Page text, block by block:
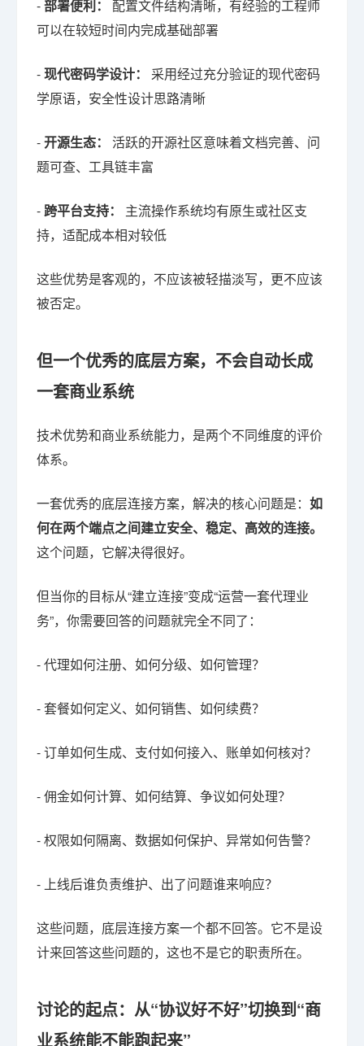
-部署便利：
配置文件结构清晰，有经验的工程师
可以在较短时间内完成基础部署
-现代密码学设计：
采用经过充分验证的现代密码
学原语，安全性设计思路清晰
-开源生态：
活跃的开源社区意味着文档完善、问
题可查、工具链丰富
-跨平台支持：
主流操作系统均有原生或社区支
持，适配成本相对较低
这些优势是客观的，不应该被轻描淡写，更不应该
被否定。
但一个优秀的底层方案，不会自动长成
一套商业系统
技术优势和商业系统能力，是两个不同维度的评价
体系。
一套优秀的底层连接方案，解决的核心问题是： 如
何在两个端点之间建立安全、稳定、高效的连接。
这个问题，它解决得很好。
但当你的目标从“建立连接”变成“运营一套代理业
务”，你需要回答的问题就完全不同了：
- 代理如何注册、如何分级、如何管理？
- 套餐如何定义、如何销售、如何续费？
- 订单如何生成、支付如何接入、账单如何核对？
- 佣金如何计算、如何结算、争议如何处理？
- 权限如何隔离、数据如何保护、异常如何告警？
- 上线后谁负责维护、出了问题谁来响应？
这些问题，底层连接方案一个都不回答。它不是设
计来回答这些问题的，这也不是它的职责所在。
讨论的起点：从“协议好不好”切换到“商
业系统能不能跑起来”